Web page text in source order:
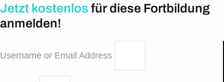
Jetzt kostenlos für diese Fortbildung
anmelden!
Username or Email Address